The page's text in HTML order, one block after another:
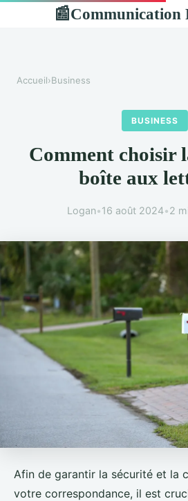
📰Communication
Accueil›Business
BUSINESS
Comment choisir
boîte aux
Logan•16 août 2024•2
Afin de garantir la sécurité et la
votre correspondance, il est